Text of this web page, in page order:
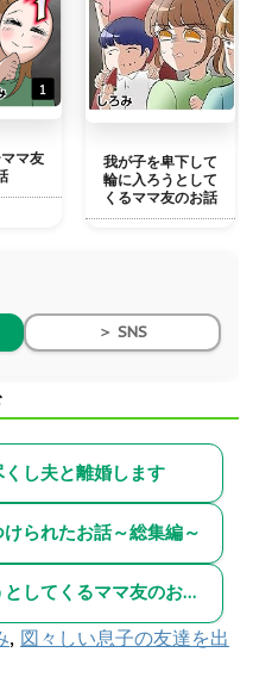
マ友
我が子を卑下して
輪に入ろうとして
くるママ友のお話
＞ SNS
し夫と離婚します
られたお話～総集編～
我が子を卑下して輪に入ろうとしてくるママ友のお話～総集編～
, 図々しい息子の友達を出